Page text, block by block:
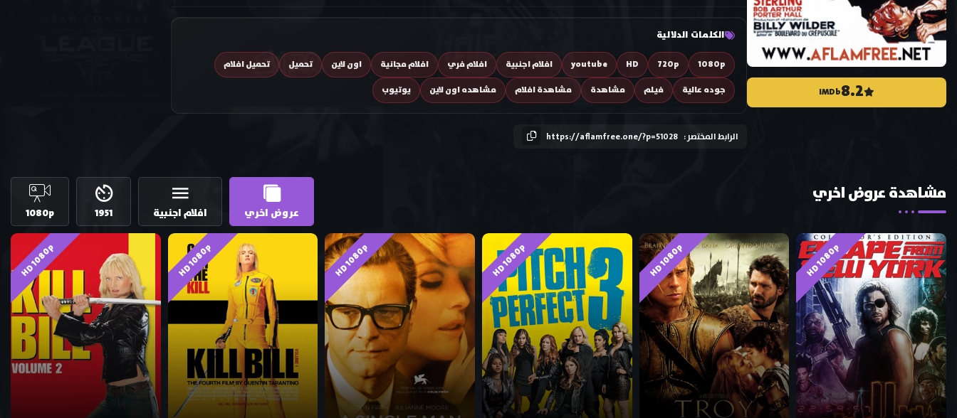
8.2
IMDb
الكلمات الدلالية
1080p
720p
HD
youtube افلام اجنبية افلام فري افلام مجانية اون لاين تحميل
تحميل افلام
جوده عالية
فيلم مشاهدة مشاهدة افلام مشاهده اون لاين يوتيوب
الرابط المختصر : https://aflamfree.one/?p=51028
مشاهدة عروض اخري
عروض اخري افلام اجنبية 1951
1080p
HD 1080p
HD 1080p
HD 1080p
HD 1080p
HD 1080p
HD 1080p